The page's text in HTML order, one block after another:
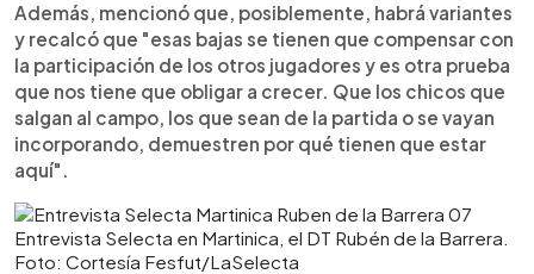
Además, mencionó que, posiblemente, habrá variantes
y recalcó que "esas bajas se tienen que compensar con
la participación de los otros jugadores y es otra prueba
que nos tiene que obligar a crecer. Que los chicos que
salgan al campo, los que sean de la partida o se vayan
incorporando, demuestren por qué tienen que estar
aquí".
Entrevista Selecta en Martinica, el DT Rubén de la Barrera.
Foto: Cortesía Fesfut/LaSelecta